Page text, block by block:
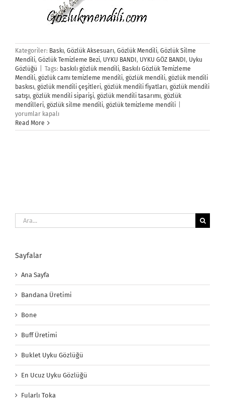
Kategoriler: Baskı, Gözlük Aksesuarı, Gözlük Mendili, Gözlük Silme
Mendili, Gözlük Temizleme Bezi, UYKU BANDI, UYKU GÖZ BANDI, Uyku
Gözlüğü
Tags: baskılı gözlük mendili, Baskılı Gözlük Temizleme
Mendili, gözlük camı temizleme mendili, gözlük mendili, gözlük mendili
baskısı, gözlük mendili çeşitleri, gözlük mendili fiyatları, gözlük mendili
satışı, gözlük mendili siparişi, gözlük mendili tasarımı, gözlük
mendilleri, gözlük silme mendili, gözlük temizleme mendili
için
yorumlar kapalı
Read More
Ara:
Sayfalar
Ana Sayfa
Bandana Üretimi
Bone
Buff Üretimi
Buklet Uyku Gözlüğü
En Ucuz Uyku Gözlüğü
Fularlı Toka